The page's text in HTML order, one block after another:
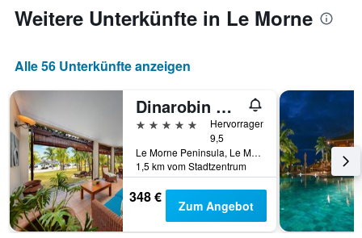
jeweiligen
Wochentag.
hat
Achse,
die
die
Wochentage
anzeigt.
Das
Diagramm
hat
Weitere Unterkünfte in Le Morne
Alle 56 Unterkünfte anzeigen
Dinarobin Beachcomber Golf Resort & Spa
5 Sterne
Hervorragend
9,5
Le Morne Peninsula, Le Morne, Mauritius
1,5 km vom Stadtzentrum
348 € Zum Angebot